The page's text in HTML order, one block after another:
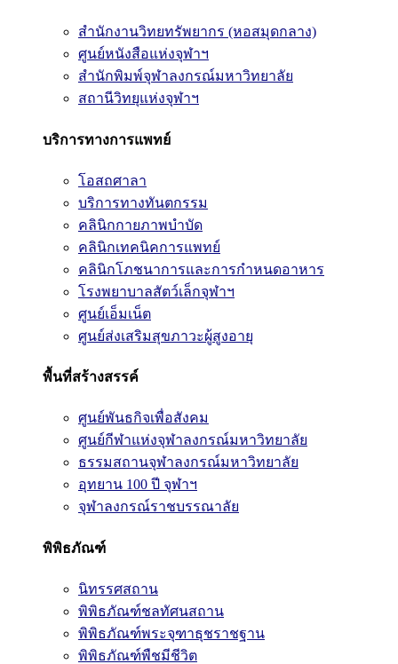
สำนักงานวิทยทรัพยากร (หอสมุดกลาง)
ศูนย์หนังสือแห่งจุฬาฯ
สำนักพิมพ์จุฬาลงกรณ์มหาวิทยาลัย
สถานีวิทยุแห่งจุฬาฯ
บริการทางการแพทย์
โอสถศาลา
บริการทางทันตกรรม
คลินิกกายภาพบำบัด
คลินิกเทคนิคการแพทย์
คลินิกโภชนาการและการกำหนดอาหาร
โรงพยาบาลสัตว์เล็กจุฬาฯ
ศูนย์เอ็มเน็ต
ศูนย์ส่งเสริมสุขภาวะผู้สูงอายุ
พื้นที่สร้างสรรค์
ศูนย์พันธกิจเพื่อสังคม
ศูนย์กีฬาแห่งจุฬาลงกรณ์มหาวิทยาลัย
ธรรมสถานจุฬาลงกรณ์มหาวิทยาลัย
อุทยาน 100 ปี จุฬาฯ
จุฬาลงกรณ์ราชบรรณาลัย
พิพิธภัณฑ์
นิทรรศสถาน
พิพิธภัณฑ์ชลทัศนสถาน
พิพิธภัณฑ์พระจุฑาธุชราชฐาน
พิพิธภัณฑ์พืชมีชีวิต